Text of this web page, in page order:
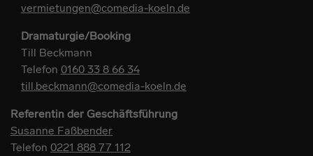
vermietungen@comedia-koeln.de
Dramaturgie/Booking
Till Beckmann
Telefon 0160 33 8 66 34
till.beckmann@comedia-koeln.de
Referentin der Geschäftsführung
Susanne Faßbender
Telefon 0221 888 77 112